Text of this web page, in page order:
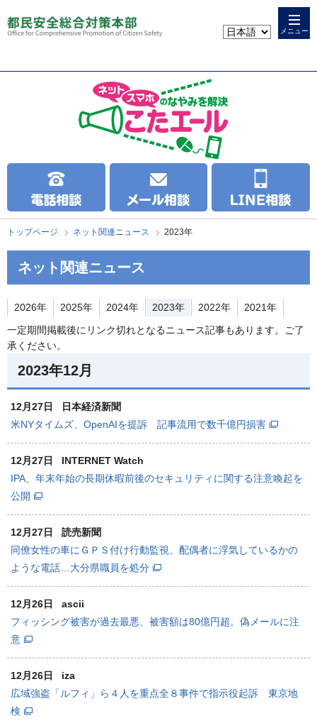
文
へ
キ
メニュー
こ
か
本
トップページ ネット関連ニュース 2023年
ネット関連ニュース
2026年 2025年 2024年 2023年 2022年
2021年
一定期間掲載後にリンク切れとなるニュース記事もあります。ご了
承ください。
2023年12月
12月27日
日本経済新聞
米NYタイムズ、OpenAIを提訴 記事流用で数千億円損害
12月27日
INTERNET Watch
IPA、年末年始の長期休暇前後のセキュリティに関する注意喚起を
公開
12月27日
読売新聞
同僚女性の車にＧＰＳ付け行動監視、配偶者に浮気しているかの
ような電話…大分県職員を処分
12月26日
ascii
フィッシング被害が過去最悪、被害額は80億円超。偽メールに注
意
12月26日
iza
広域強盗「ルフィ」ら４人を重点全８事件で指示役起訴 東京地
検